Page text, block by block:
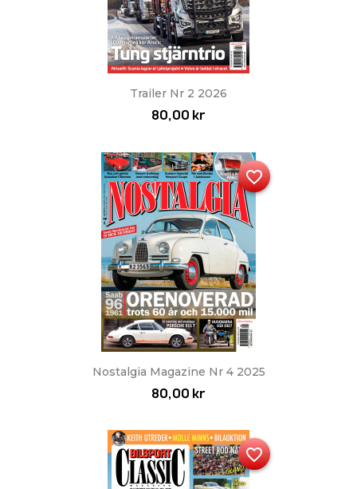
Trailer Nr 2 2026
80,00 kr
Nostalgia Magazine Nr 4 2025
80,00 kr
favorite_border
favorite_border